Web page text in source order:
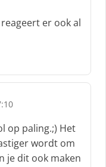
er ook al
op paling.;) Het
wordt om
je dit ook maken